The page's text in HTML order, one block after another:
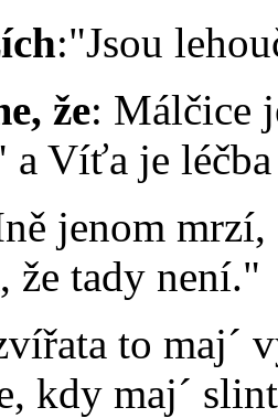
:"Jsou
že: Málčice
a Víťa je
jenom mrzí,
že tady není."
to maj´
kdy maj´